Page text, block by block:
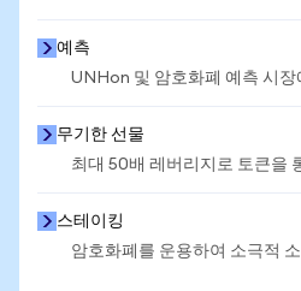
예측
UNHon 및 암호화폐 예측 시장
무기한 선물
최대 50배 레버리지로 토큰을
스테이킹
암호화폐를 운용하여 소극적